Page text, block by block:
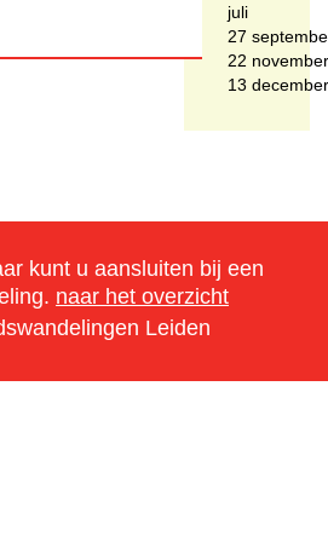
juli
27
22 november
13 december
kunt u aansluiten bij een
naar het overzicht
Leiden